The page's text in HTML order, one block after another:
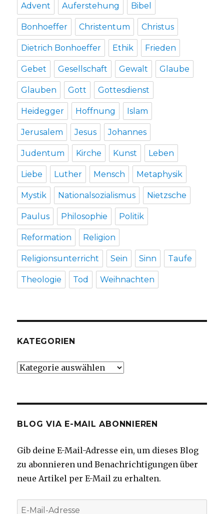
Advent Auferstehung Bibel
Bonhoeffer Christentum Christus
Dietrich Bonhoeffer Ethik Frieden
Gebet Gesellschaft Gewalt Glaube
Glauben Gott Gottesdienst
Heidegger Hoffnung Islam
Jerusalem Jesus Johannes
Judentum Kirche Kunst Leben
Liebe Luther Mensch Metaphysik
Mystik Nationalsozialismus Nietzsche
Paulus Philosophie Politik
Reformation Religion
Religionsunterricht Sein Sinn Taufe
Theologie Tod Weihnachten
KATEGORIEN
Kategorien
BLOG VIA E-MAIL ABONNIEREN
Gib deine E-Mail-Adresse ein, um dieses Blog
zu abonnieren und Benachrichtigungen über
neue Artikel per E-Mail zu erhalten.
E-